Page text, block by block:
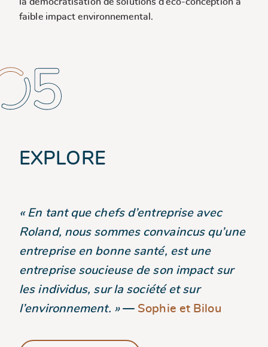
la démocratisation de solutions d’éco-conception à
faible impact environnemental.
EXPLORE
« En tant que chefs d’entreprise avec
Roland, nous sommes convaincus qu’une
entreprise en bonne santé, est une
entreprise soucieuse de son impact sur
les individus, sur la société et sur
l’environnement. »— Sophie et Bilou